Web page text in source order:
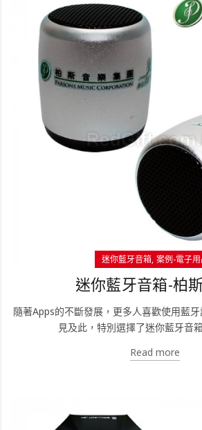
迷你藍牙音箱 案例-電子用
迷你藍牙音箱-柏
隨著Apps的不斷發展，更多人喜歡使用藍
見及此，特別選擇了迷你藍牙音
Read more